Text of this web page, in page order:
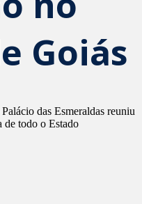
Goiás
das Esmeraldas reuniu
de todo o Estado